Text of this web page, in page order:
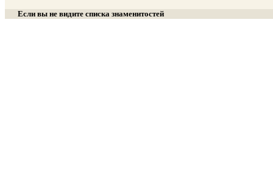
Если вы не видите списка знаменитостей